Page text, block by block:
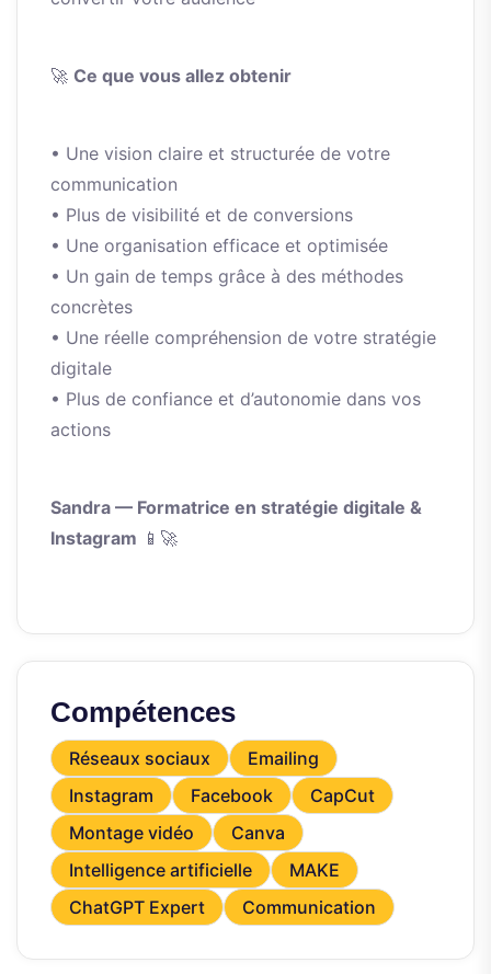
🚀 Ce que vous allez obtenir
• Une vision claire et structurée de votre
communication
• Plus de visibilité et de conversions
• Une organisation efficace et optimisée
• Un gain de temps grâce à des méthodes
concrètes
• Une réelle compréhension de votre stratégie
digitale
• Plus de confiance et d’autonomie dans vos
actions
Sandra — Formatrice en stratégie digitale &
Instagram 📱🚀
Compétences
Réseaux sociaux
Emailing
Instagram
Facebook
CapCut
Montage vidéo
Canva
Intelligence artificielle
MAKE
ChatGPT Expert
Communication